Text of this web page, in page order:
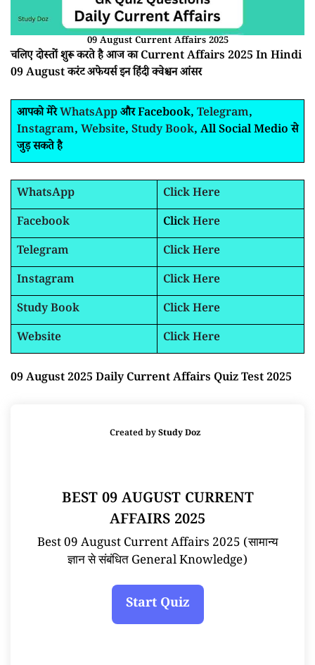
09 August Current Affairs 2025
चलिए दोस्तों शुरू करते है आज का Current Affairs 2025 In Hindi
09 August करंट अफेयर्स इन हिंदी क्वेश्चन आंसर
आपको मेरेWhatsAppऔर Facebook, Telegram,
Instagram, Website, Study Book, All Social Medio से
जुड़ सकते है
WhatsApp
Click Here
Facebook
Click Here
Telegram
Click Here
Instagram
Click Here
Study Book
Click Here
Website
Click Here
09 August 2025 Daily Current Affairs Quiz Test 2025
Created byStudy Doz
BEST 09 AUGUST CURRENT
AFFAIRS 2025
Best 09 August Current Affairs 2025 (सामान्य
ज्ञान से संबंधित General Knowledge)